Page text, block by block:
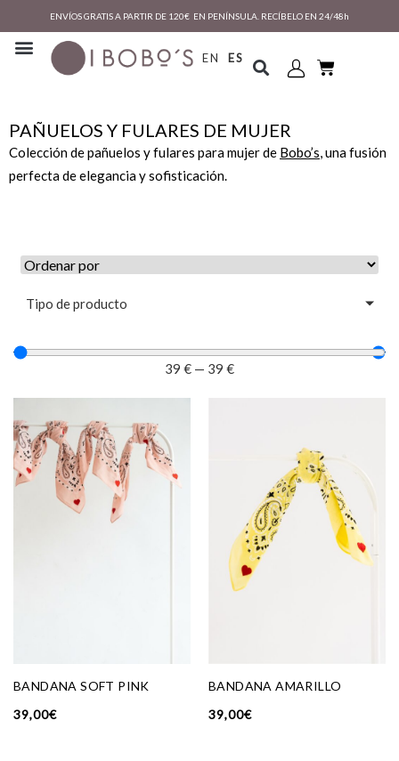
ENVÍOS GRATIS A PARTIR DE 120€ EN PENÍNSULA. RECÍBELO EN 24/48h
EN ES
PAÑUELOS Y FULARES DE MUJER
Colección de pañuelos y fulares para mujer de Bobo’s, una fusión
perfecta de elegancia y sofisticación.
Tipo de producto
39 € — 39 €
BANDANA SOFT PINK
39,00€
BANDANA AMARILLO
39,00€